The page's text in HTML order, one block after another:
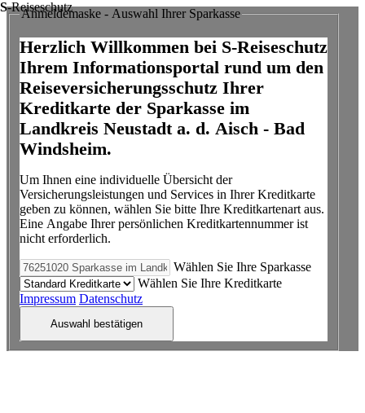
S-Reiseschutz
Anmeldemaske - Auswahl Ihrer Sparkasse
Herzlich Willkommen bei S-Reiseschutz
Ihrem Informationsportal rund um den
Reiseversicherungsschutz Ihrer
Kreditkarte der Sparkasse im
Landkreis Neustadt a. d. Aisch - Bad
Windsheim.
Um Ihnen eine individuelle Übersicht der
Versicherungsleistungen und Services in Ihrer Kreditkarte
geben zu können, wählen Sie bitte Ihre Kreditkartenart aus.
Eine Angabe Ihrer persönlichen Kreditkartennummer ist
nicht erforderlich.
Wählen Sie Ihre Sparkasse
Wählen Sie Ihre Kreditkarte
Impressum Datenschutz
Auswahl bestätigen